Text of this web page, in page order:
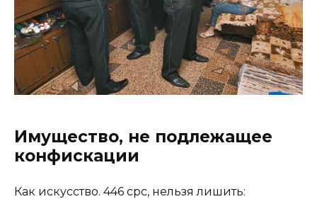
Имущество, не подлежащее
конфискации
Как искусство. 446 cpc, нельзя лишить: